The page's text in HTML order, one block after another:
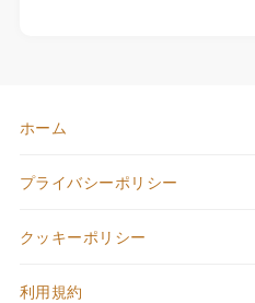
ホーム
プライバシーポリシー
クッキーポリシー
利用規約